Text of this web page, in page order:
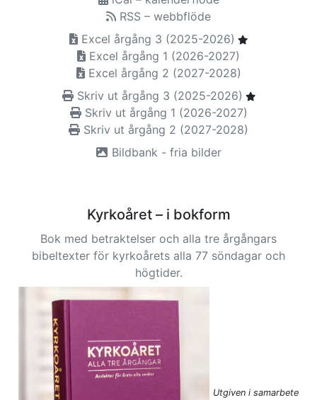
RSS – webbflöde
Excel årgång 3 (2025-2026)
Excel årgång 1 (2026-2027)
Excel årgång 2 (2027-2028)
Skriv ut årgång 3 (2025-2026)
Skriv ut årgång 1 (2026-2027)
Skriv ut årgång 2 (2027-2028)
Bildbank - fria bilder
Kyrkoåret – i bokform
Bok med betraktelser och alla tre årgångars
bibeltexter för kyrkoårets alla 77 söndagar och
högtider.
Utgiven i samarbete